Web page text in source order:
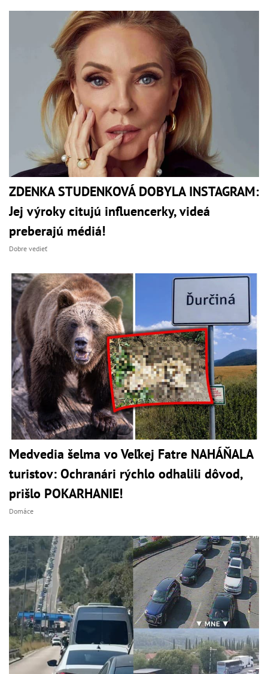
ZDENKA STUDENKOVÁ DOBYLA INSTAGRAM:
Jej výroky citujú influencerky, videá
preberajú médiá!
Dobre vedieť
Medvedia šelma vo Veľkej Fatre NAHÁŇALA
turistov: Ochranári rýchlo odhalili dôvod,
prišlo POKARHANIE!
Domáce